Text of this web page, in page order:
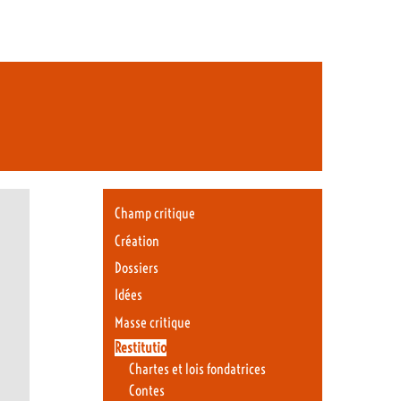
Champ critique
Création
Dossiers
Idées
Masse critique
Restitutio
Chartes et lois fondatrices
Contes